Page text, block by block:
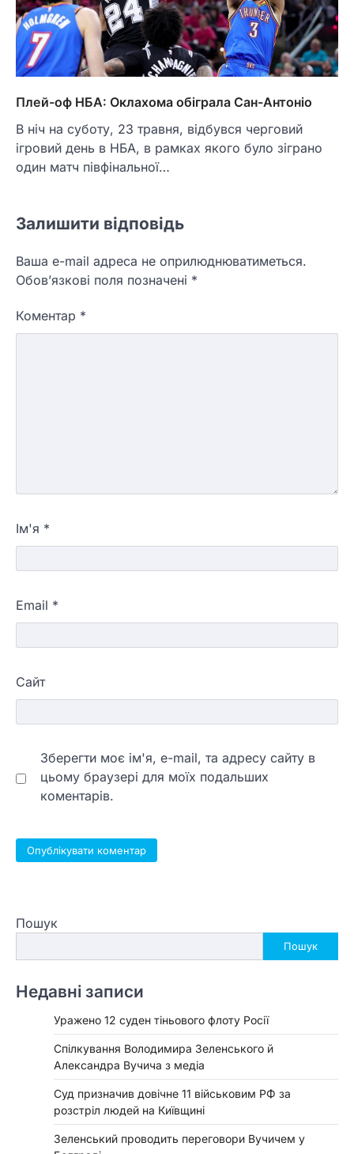
Плей-оф НБА: Оклахома обіграла Сан-Антоніо
В ніч на суботу, 23 травня, відбувся черговий
ігровий день в НБА, в рамках якого було зіграно
один матч півфінальної…
Залишити відповідь
Ваша e-mail адреса не оприлюднюватиметься.
Обов’язкові поля позначені *
Коментар *
Ім'я *
Email *
Сайт
Зберегти моє ім'я, e-mail, та адресу сайту в
цьому браузері для моїх подальших
коментарів.
Пошук
Пошук
Недавні записи
Уражено 12 суден тіньового флоту Росії
Спілкування Володимира Зеленського й
Александра Вучича з медіа
Суд призначив довічне 11 військовим РФ за
розстріл людей на Київщині
Зеленський проводить переговори Вучичем у